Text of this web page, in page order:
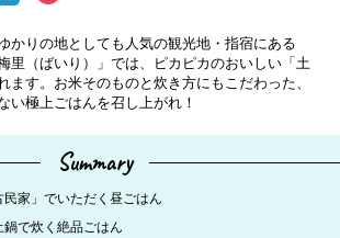
かりの地としても人気の観光地・指宿にある
里（ばいり）」では、ピカピカのおいしい「土
ます。お米そのものと炊き方にもこだわった、
い極上ごはんを召し上がれ！
Summary
家」でいただく昼ごはん
で炊く絶品ごはん